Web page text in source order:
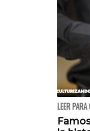
LEER PARA